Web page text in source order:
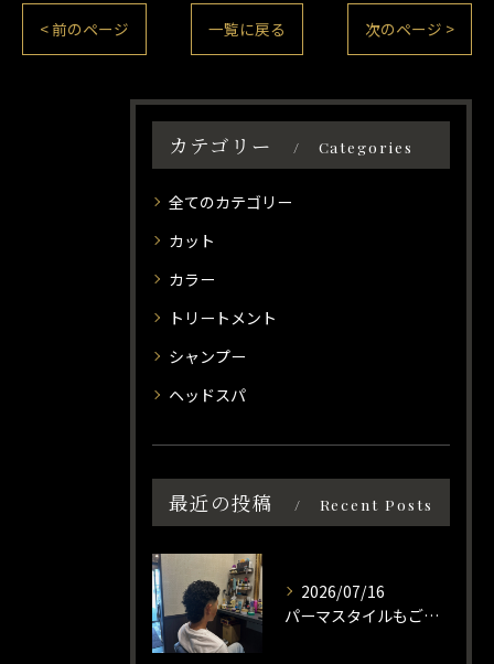
< 前のページ 一覧に戻る 次のページ >
カテゴリー Categories
全てのカテゴリー
カット
カラー
トリートメント
シャンプー
ヘッドスパ
最近の投稿 Recent Posts
2026/07/16
パーマスタイルもご相談ください☀️